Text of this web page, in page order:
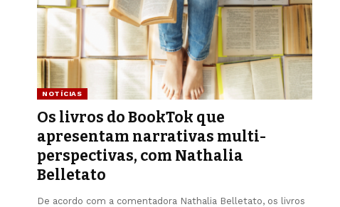
NOTÍCIAS
Os livros do BookTok que
apresentam narrativas multi-
perspectivas, com Nathalia
Belletato
De acordo com a comentadora Nathalia Belletato, os livros